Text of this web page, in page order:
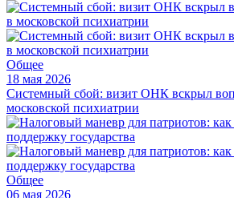
Общее
18 мая 2026
Системный сбой: визит ОНК вскрыл
московской психиатрии
Общее
06 мая 2026